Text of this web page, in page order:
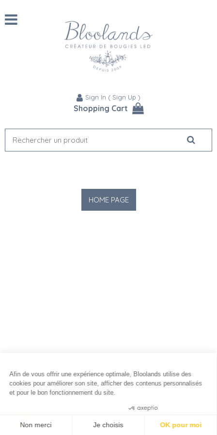
Sign In ( Sign Up )
Shopping Cart
Afin de vous offrir une expérience optimale, Bloolands utilise des
cookies pour améliorer son site, afficher des contenus personnalisés
et pour le bon fonctionnement du site.
Non merci Je choisis OK pour moi